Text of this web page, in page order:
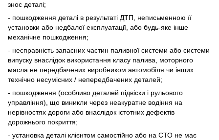
знос деталі;
- пошкодження деталі в результаті ДТП, неписьменною її
установки або недбалої експлуатації, або будь-яке інше
механічне пошкодження;
- несправність запасних частин паливної системи або системи
випуску внаслідок використання класу палива, моторного
масла не передбачених виробником автомобіля чи інших
технічно несумісних / непередбачених деталей;
- пошкодження (особливо деталей підвіски і рульового
управління), що виникли через неакуратне водіння на
нерівностях дороги або внаслідок істотних дефектів
дорожнього покриття;
- установка деталі клієнтом самостійно або на СТО не має